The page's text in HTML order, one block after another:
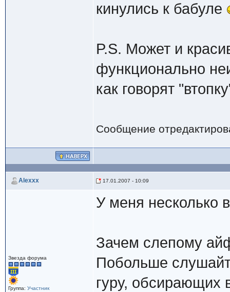
кинулись к бабуле
P.S. Может и
функционально
как говорят
Сообщение
Alexxx 17.01.2007 - 10:09
Звезда форума
Группа: Участник
У меня несколько
Зачем слепому
Побольше
гуру, обсирающих